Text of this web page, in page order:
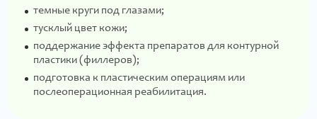
темные круги под глазами;
тусклый цвет кожи;
поддержание эффекта препаратов для контурной
пластики (филлеров);
подготовка к пластическим операциям или
послеоперационная реабилитация.